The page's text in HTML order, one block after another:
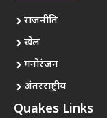
राजनीति
खेल
मनोरंजन
अंतरराष्ट्रीय
Quakes Links